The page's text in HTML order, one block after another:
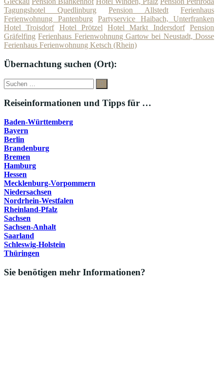
Tagungshotel Quedlinburg
Pension Allstedt
Ferienhaus
Ferienwohnung Pantenburg
Partyservice Haibach, Unterfranken
Hotel Troisdorf
Hotel Prötzel Hotel Markt Indersdorf
Pension
Gräfelfing Ferienhaus Ferienwohnung Gartow bei Neustadt, Dosse
Ferienhaus Ferienwohnung Ketsch (Rhein)
Übernachtung suchen (Ort):
Suche
nach:
Suchen
Reiseinformationen und Tipps für …
Baden-Württemberg
Bayern
Berlin
Brandenburg
Bremen
Hamburg
Hessen
Mecklenburg-Vorpommern
Niedersachsen
Nordrhein-Westfalen
Rheinland-Pfalz
Sachsen
Sachsen-Anhalt
Saarland
Schleswig-Holstein
Thüringen
Sie benötigen mehr Informationen?